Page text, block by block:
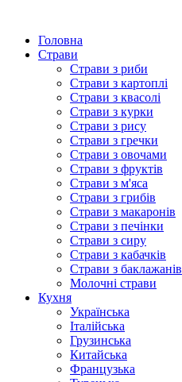
Головна
Страви
Страви з риби
Страви з картоплі
Страви з квасолі
Страви з курки
Страви з рису
Страви з гречки
Страви з овочами
Страви з фруктів
Страви з м'яса
Страви з грибів
Страви з макаронів
Страви з печінки
Страви з сиру
Страви з кабачків
Страви з баклажанів
Молочні страви
Кухня
Українська
Італійська
Грузинська
Китайська
Французька